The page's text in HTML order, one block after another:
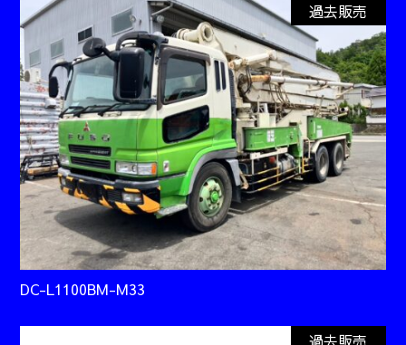
過去販売
DC-L1100BM-M33
過去販売